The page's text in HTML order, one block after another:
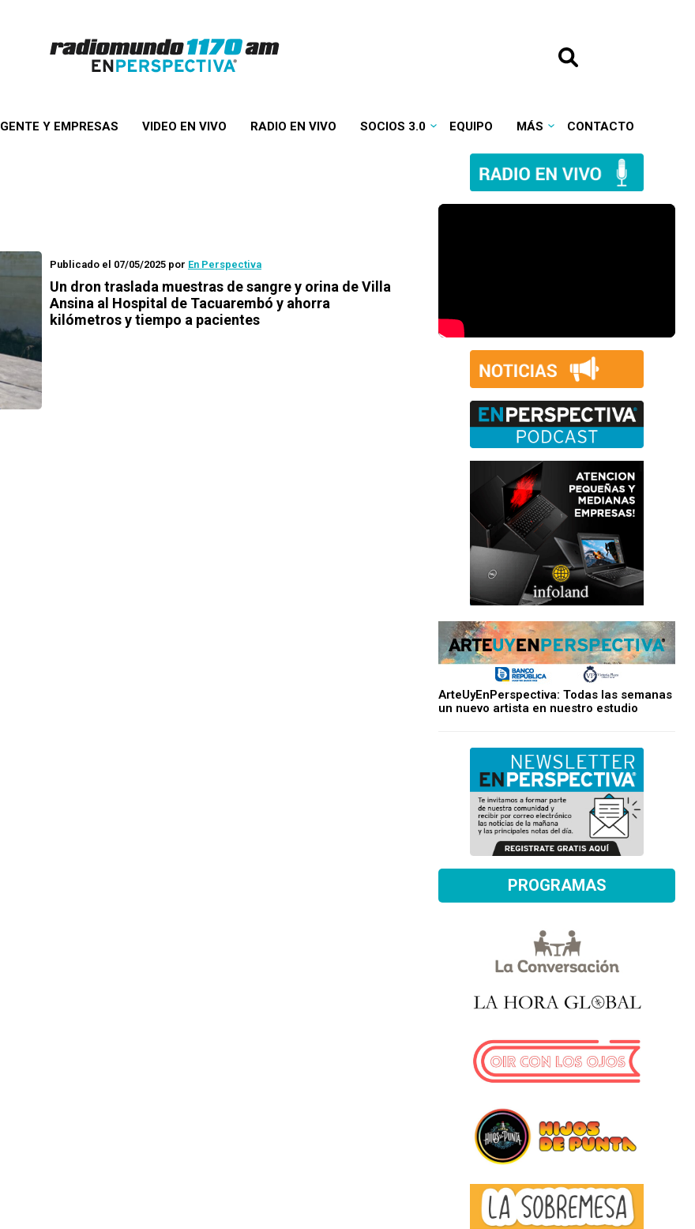
GENTE Y EMPRESAS VIDEO EN VIVO RADIO EN VIVO SOCIOS 3.0 EQUIPO MÁS CONTACTO
Publicado el 07/05/2025 por En Perspectiva
Un dron traslada muestras de sangre y orina de Villa
Ansina al Hospital de Tacuarembó y ahorra
kilómetros y tiempo a pacientes
ArteUyEnPerspectiva: Todas las semanas
un nuevo artista en nuestro estudio
PROGRAMAS